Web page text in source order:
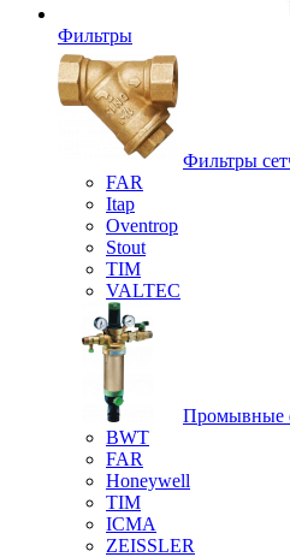
Фильтры
Фильтры
FAR
Itap
Oventrop
Stout
TIM
VALTEC
Промывные
BWT
FAR
Honeywell
TIM
ICMA
ZEISSLER